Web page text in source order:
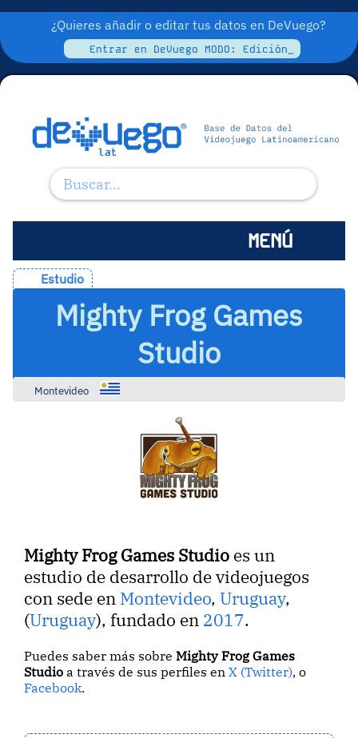
¿Quieres añadir o editar tus datos en DeVuego?
Entrar en DeVuego MODO: Edición_
MENÚ
Estudio
Mighty Frog Games
Studio
Montevideo
Mighty Frog Games Studio es un
estudio de desarrollo de videojuegos
con sede en Montevideo, Uruguay,
(Uruguay), fundado en 2017.
Puedes saber más sobreMighty Frog Games
Studio a través de sus perfiles enX (Twitter), o
Facebook.